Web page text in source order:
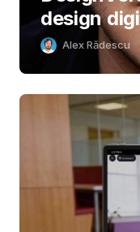
design
Alex Rădescu